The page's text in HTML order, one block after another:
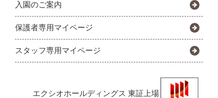
入園のご案内
保護者専用マイページ
スタッフ専用マイページ
エクシオホールディングス 東証上場